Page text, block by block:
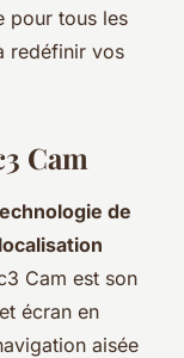
pour tous les
redéfinir vos
Cam
de
Cam est son
écran en
aisée